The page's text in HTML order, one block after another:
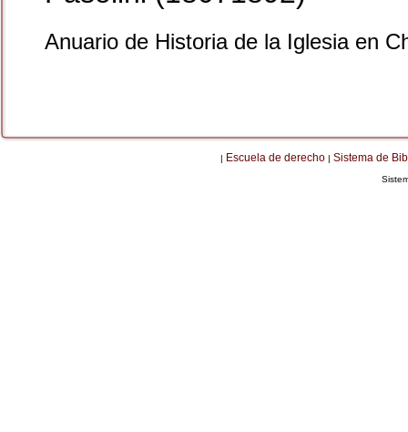
Anuario de Historia de la Iglesia en
| Escuela de derecho | Sistema de